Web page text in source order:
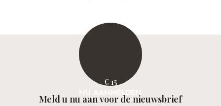
€ 15
NU AANMELDEN
Meld u nu aan voor de nieuwsbrief